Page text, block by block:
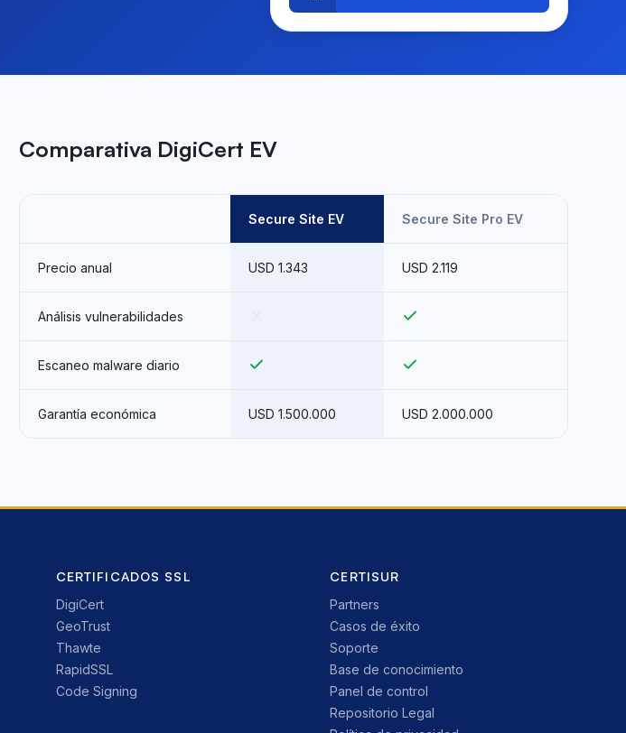
Comparativa DigiCert EV
Secure Site EV Secure Site Pro EV
Precio anual USD 1.343 USD 2.119
Análisis vulnerabilidades
Escaneo malware diario
Garantía económica USD 1.500.000 USD 2.000.000
CERTIFICADOS SSL
DigiCert
GeoTrust
Thawte
RapidSSL
Code Signing
CERTISUR
Partners
Casos de éxito
Soporte
Base de conocimiento
Panel de control
Repositorio Legal